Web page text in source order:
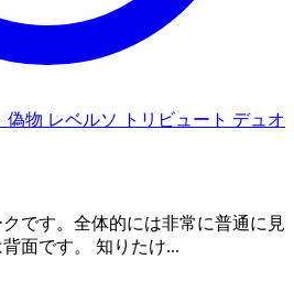
物 レベルソ トリビュート デュオ
です。全体的には非常に普通に見
面です。 知りたけ...